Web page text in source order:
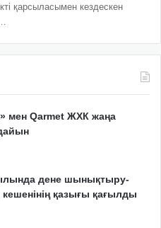
қарсыласымен кездескен
мен Qarmet ЖХК жаңа
дене шынықтыру-
қазығы қағылды